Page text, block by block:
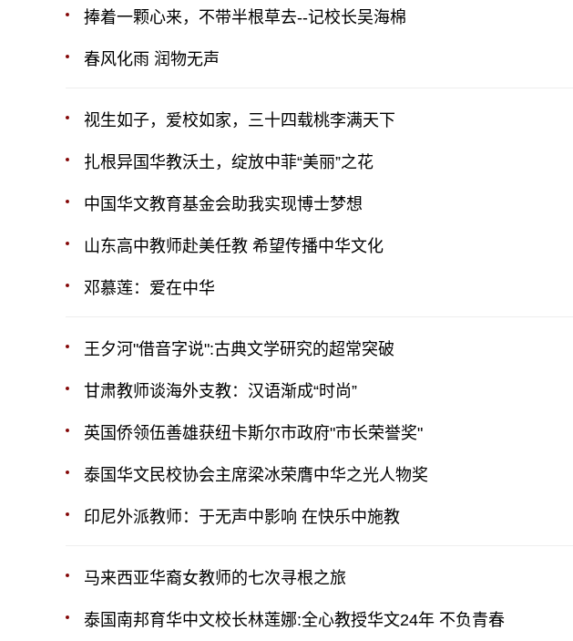
捧着一颗心来，不带半根草去--记校长吴海棉
春风化雨 润物无声
视生如子，爱校如家，三十四载桃李满天下
扎根异国华教沃土，绽放中菲“美丽”之花
中国华文教育基金会助我实现博士梦想
山东高中教师赴美任教 希望传播中华文化
邓慕莲：爱在中华
王夕河"借音字说":古典文学研究的超常突破
甘肃教师谈海外支教：汉语渐成“时尚”
英国侨领伍善雄获纽卡斯尔市政府"市长荣誉奖"
泰国华文民校协会主席梁冰荣膺中华之光人物奖
印尼外派教师：于无声中影响 在快乐中施教
马来西亚华裔女教师的七次寻根之旅
泰国南邦育华中文校长林莲娜:全心教授华文24年 不负青春